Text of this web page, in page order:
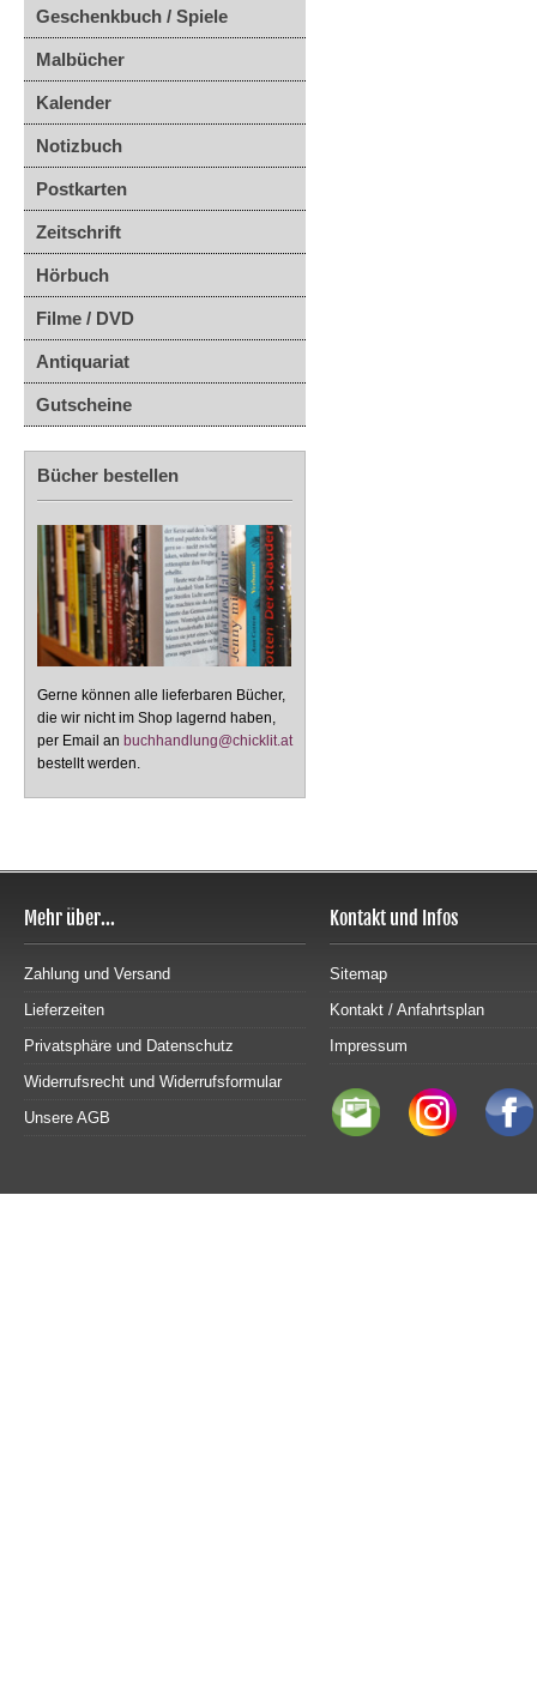
Geschenkbuch / Spiele
Malbücher
Kalender
Notizbuch
Postkarten
Zeitschrift
Hörbuch
Filme / DVD
Antiquariat
Gutscheine
Bücher bestellen
Gerne können alle lieferbaren Bücher,
die wir nicht im Shop lagernd haben,
per Email an buchhandlung@chicklit.at
bestellt werden.
Mehr über...
Zahlung und Versand
Lieferzeiten
Privatsphäre und Datenschutz
Widerrufsrecht und Widerrufsformular
Unsere AGB
Kontakt und Infos
Sitemap
Kontakt / Anfahrtsplan
Impressum